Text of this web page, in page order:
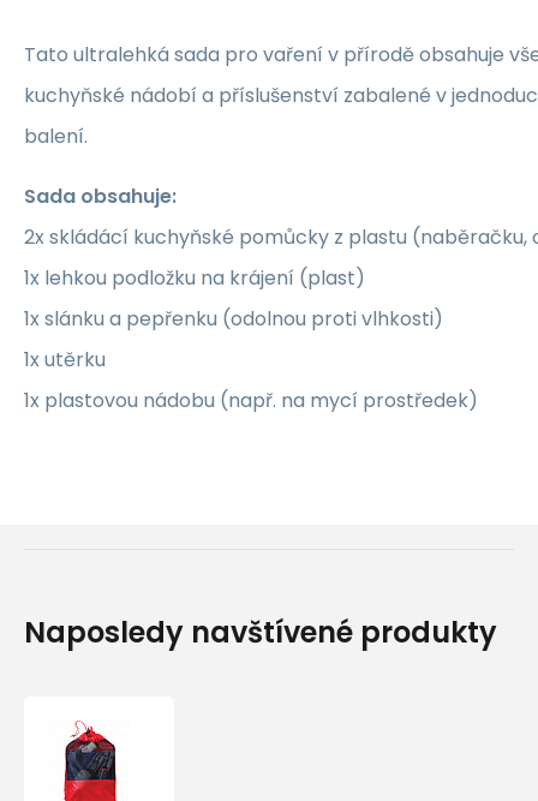
Tato ultralehká sada pro vaření v přírodě obsahuje
kuchyňské nádobí a příslušenství zabalené v
balení.
Sada obsahuje:
2x skládácí kuchyňské pomůcky z plastu
1x lehkou podložku na krájení (plast)
1x slánku a pepřenku (odolnou proti vlhkosti)
1x utěrku
1x plastovou nádobu (např. na mycí prostředek)
Naposledy navštívené produkty